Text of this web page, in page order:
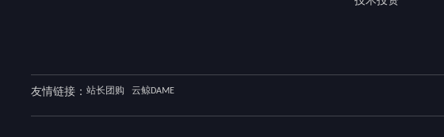
友情链接： 站长团购 云鲸DAME